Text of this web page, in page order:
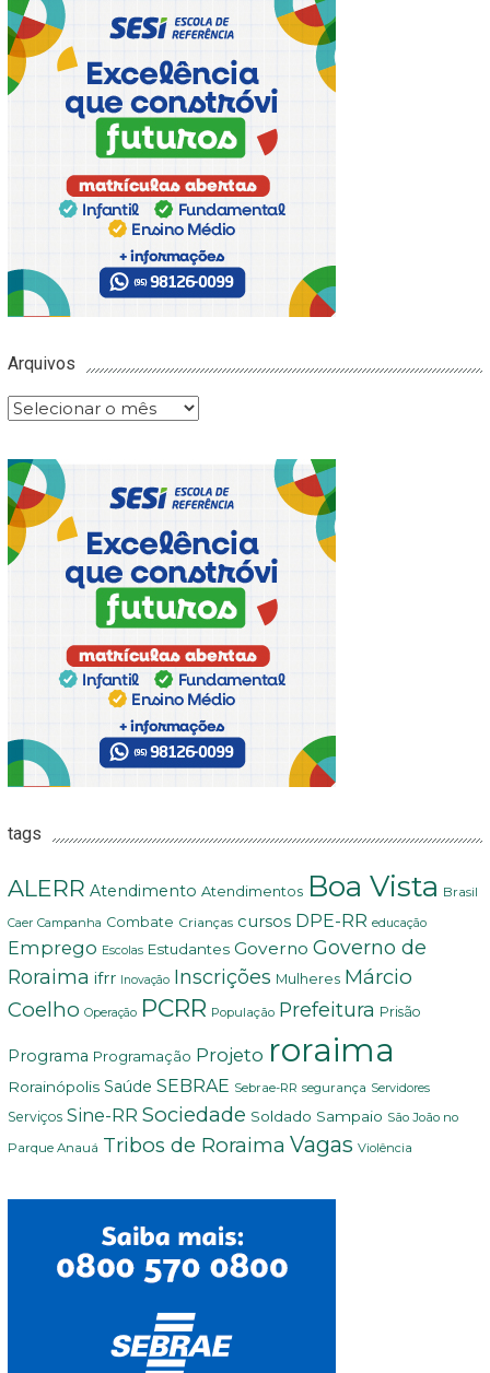
Arquivos
Arquivos
tags
ALERR Atendimento Atendimentos Boa Vista Brasil
Caer Campanha Combate Crianças cursos DPE-RR educação
Emprego Escolas Estudantes Governo Governo de
Roraima ifrr Inovação Inscrições Mulheres Márcio
Coelho Operação PCRR População Prefeitura Prisão
Programa Programação Projeto roraima
Rorainópolis Saúde SEBRAE Sebrae-RR segurança Servidores
Serviços Sine-RR Sociedade Soldado Sampaio São João no
Parque Anauá Tribos de Roraima Vagas Violência